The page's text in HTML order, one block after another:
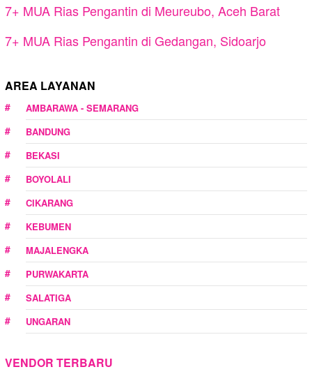
7+ MUA Rias Pengantin di Meureubo, Aceh Barat
7+ MUA Rias Pengantin di Gedangan, Sidoarjo
AREA LAYANAN
AMBARAWA - SEMARANG
BANDUNG
BEKASI
BOYOLALI
CIKARANG
KEBUMEN
MAJALENGKA
PURWAKARTA
SALATIGA
UNGARAN
VENDOR TERBARU